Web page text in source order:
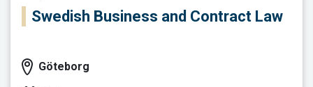
Swedish Business and Contract Law
Göteborg